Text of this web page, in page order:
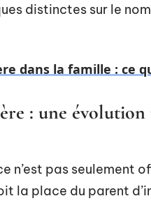
distinctes sur le
dans la famille : ce
: une évolution
n’est pas seulement
la place du parent